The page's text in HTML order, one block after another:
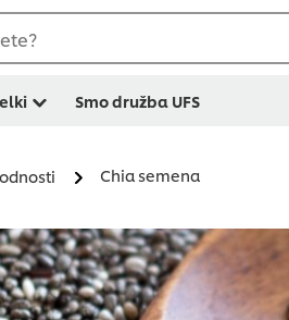
Smo družba UFS
Chia semena